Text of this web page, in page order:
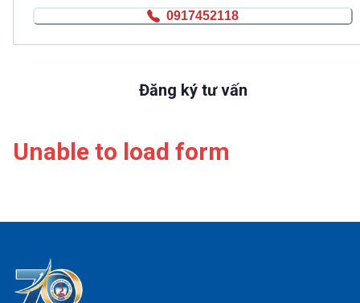
0917452118
Đăng ký tư vấn
Unable to load form